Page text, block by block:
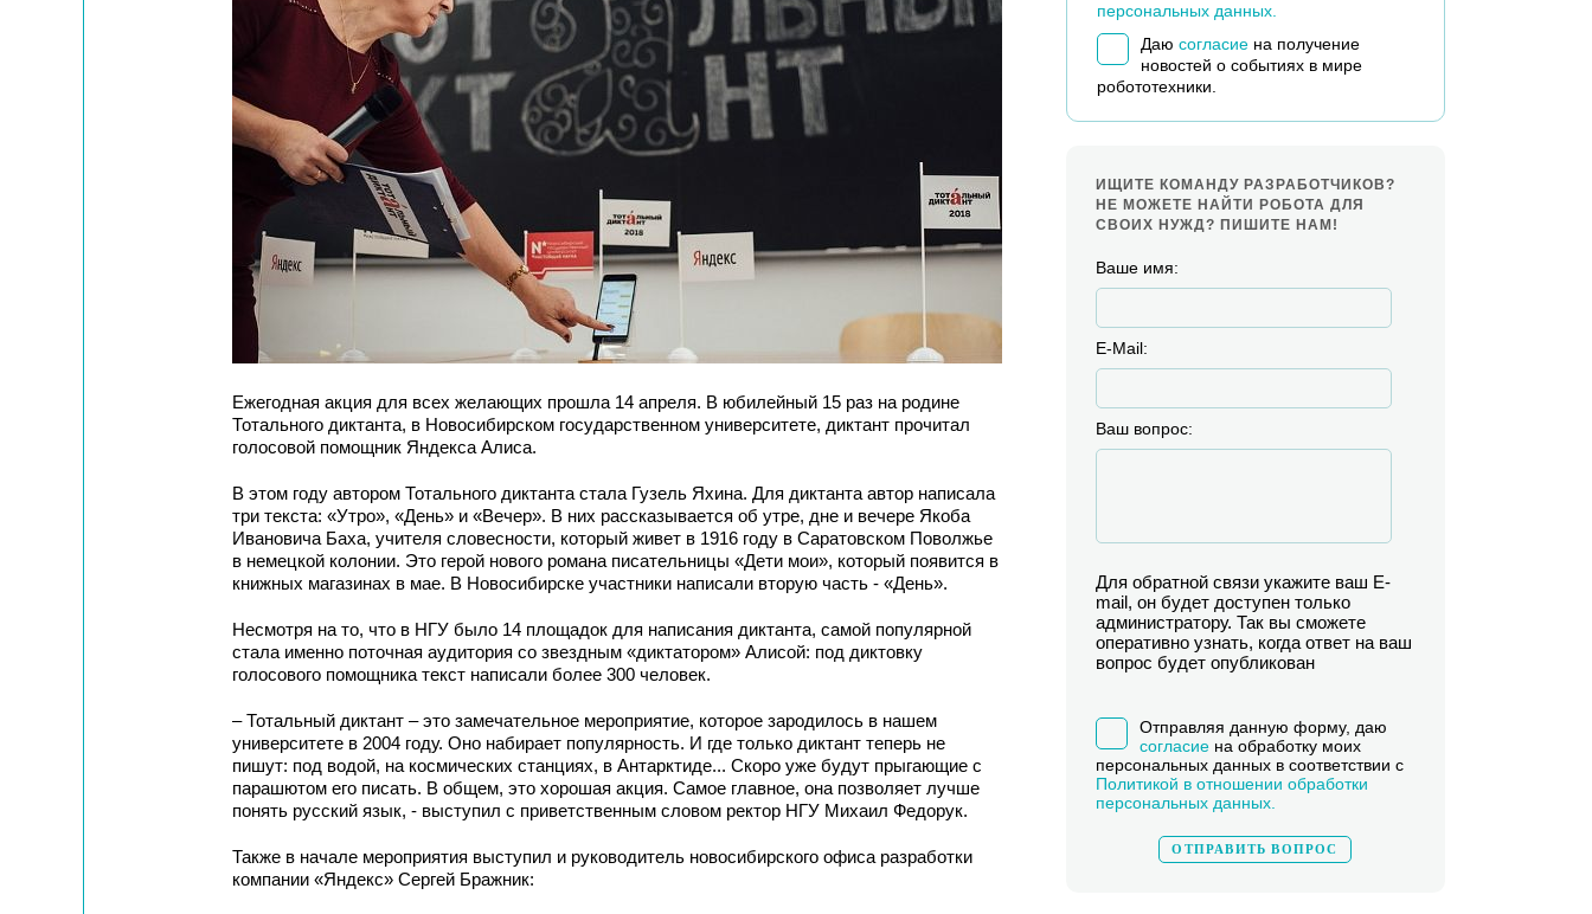
Ежегодная акция для всех желающих прошла 14 апреля. В юбилейный 15 раз на родине
Тотального диктанта, в Новосибирском государственном университете, диктант прочитал
голосовой помощник Яндекса Алиса.
В этом году автором Тотального диктанта стала Гузель Яхина. Для диктанта автор написала
три текста: «Утро», «День» и «Вечер». В них рассказывается об утре, дне и вечере Якоба
Ивановича Баха, учителя словесности, который живет в 1916 году в Саратовском Поволжье
в немецкой колонии. Это герой нового романа писательницы «Дети мои», который появится в
книжных магазинах в мае. В Новосибирске участники написали вторую часть - «День».
Несмотря на то, что в НГУ было 14 площадок для написания диктанта, самой популярной
стала именно поточная аудитория со звездным «диктатором» Алисой: под диктовку
голосового помощника текст написали более 300 человек.
– Тотальный диктант – это замечательное мероприятие, которое зародилось в нашем
университете в 2004 году. Оно набирает популярность. И где только диктант теперь не
пишут: под водой, на космических станциях, в Антарктиде... Скоро уже будут прыгающие с
парашютом его писать. В общем, это хорошая акция. Самое главное, она позволяет лучше
понять русский язык, - выступил с приветственным словом ректор НГУ Михаил Федорук.
Также в начале мероприятия выступил и руководитель новосибирского офиса разработки
компании «Яндекс» Сергей Бражник:
персональных данных.
Даю согласиена получение
новостей о событиях в мире
робототехники.
ИЩИТЕ КОМАНДУ РАЗРАБОТЧИКОВ?
НЕ МОЖЕТЕ НАЙТИ РОБОТА ДЛЯ
СВОИХ НУЖД? ПИШИТЕ НАМ!
Ваше имя:
E-Mail:
Ваш вопрос:
Для обратной связи укажите ваш E-
mail, он будет доступен только
администратору. Так вы сможете
оперативно узнать, когда ответ на ваш
вопрос будет опубликован
Отправляя данную форму, даю
согласиена обработку моих
персональных данных в соответствии с
Политикой в отношении обработки
персональных данных.